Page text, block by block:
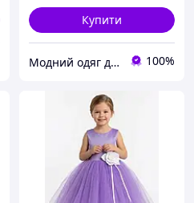
Купити
Модний одяг для мене і крихітки 100%